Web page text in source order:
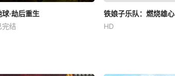
球·劫后重生
完结
铁娘子乐队：燃烧雄心
HD